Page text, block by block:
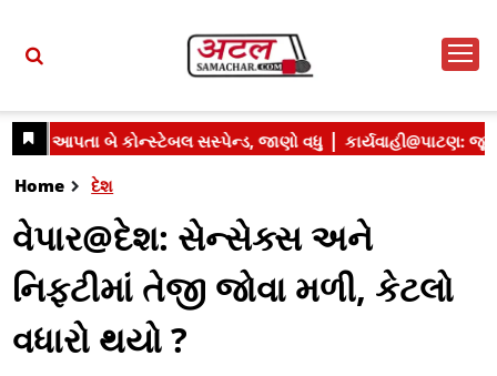
Home દેશ
વેપાર@દેશ: સેન્સેક્સ અને
નિફ્ટીમાં તેજી જોવા મળી, કેટલો
વધારો થયો ?